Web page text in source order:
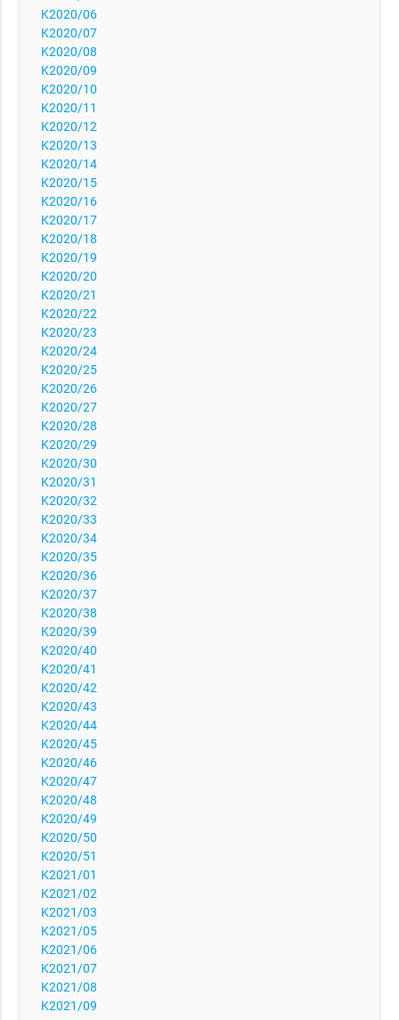
K2020/06
K2020/07
K2020/08
K2020/09
K2020/10
K2020/11
K2020/12
K2020/13
K2020/14
K2020/15
K2020/16
K2020/17
K2020/18
K2020/19
K2020/20
K2020/21
K2020/22
K2020/23
K2020/24
K2020/25
K2020/26
K2020/27
K2020/28
K2020/29
K2020/30
K2020/31
K2020/32
K2020/33
K2020/34
K2020/35
K2020/36
K2020/37
K2020/38
K2020/39
K2020/40
K2020/41
K2020/42
K2020/43
K2020/44
K2020/45
K2020/46
K2020/47
K2020/48
K2020/49
K2020/50
K2020/51
K2021/01
K2021/02
K2021/03
K2021/05
K2021/06
K2021/07
K2021/08
K2021/09